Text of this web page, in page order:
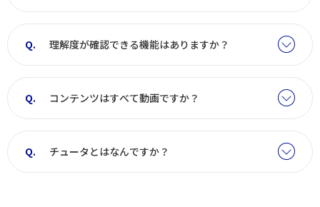
理解度が確認できる機能はありますか？
コンテンツはすべて動画ですか？
チュータとはなんですか？